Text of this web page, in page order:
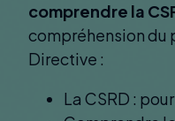
comprendre la
compréhension du
Directive :
La CSRD :